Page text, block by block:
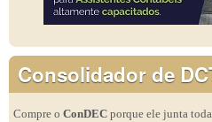
Consolidador de
Compre o ConDEC porque ele junta